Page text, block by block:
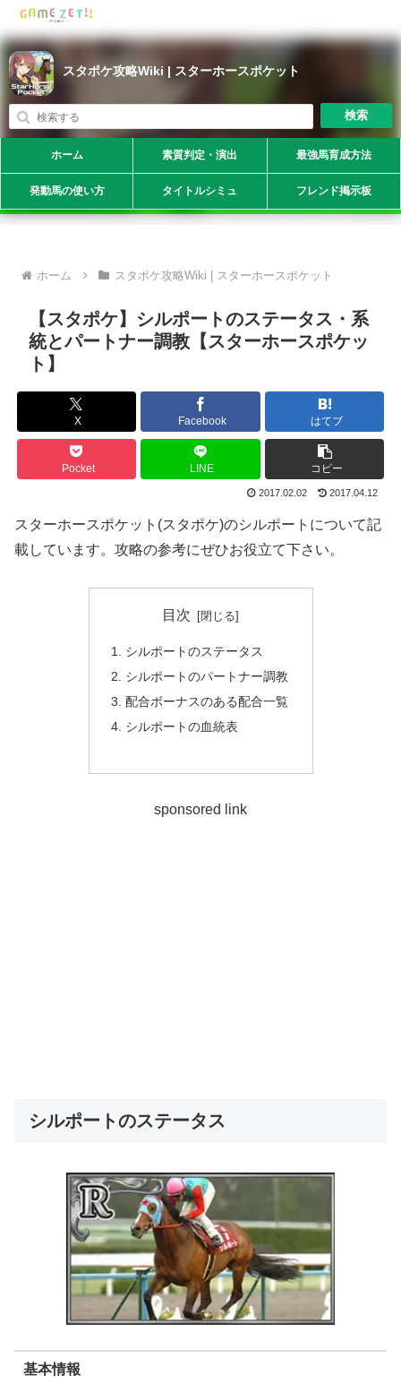
スタポケ攻略Wiki | スターホースポケット
検索
ホーム 素質判定・演出 最強馬育成方法
発動馬の使い方 タイトルシミュ フレンド掲示板
ホーム スタポケ攻略Wiki | スターホースポケット
【スタポケ】シルポートのステータス・系
統とパートナー調教【スターホースポケッ
ト】
X Facebook はてブ
Pocket LINE コピー
2017.02.02 2017.04.12
スターホースポケット(スタポケ)のシルポートについて記
載しています。攻略の参考にぜひお役立て下さい。
目次
シルポートのステータス
シルポートのパートナー調教
配合ボーナスのある配合一覧
シルポートの血統表
sponsored link
シルポートのステータス
基本情報